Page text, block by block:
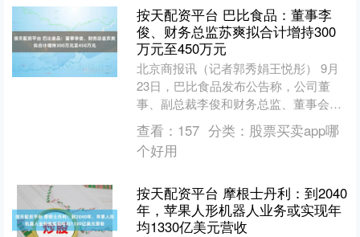
按天配资平台 巴比食品：董事李
俊、财务总监苏爽拟合计增持300
万元至450万元
北京商报讯（记者郭秀娟王悦彤） 9月
23日，巴比食品发布公告称，公司董
事、副总裁李俊和财务总监、董事会秘
书苏爽基于对公司未来发展前景的坚定
信心以及对公司内在价值....
查看： 157 分类： 股票买卖app哪
个好用
按天配资平台 摩根士丹利：到2040
年，苹果人形机器人业务或实现年
均1330亿美元营收